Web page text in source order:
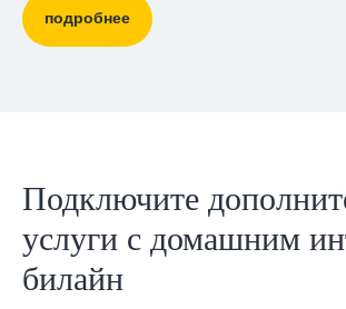
подробнее
Подключите
услуги с домашним
билайн